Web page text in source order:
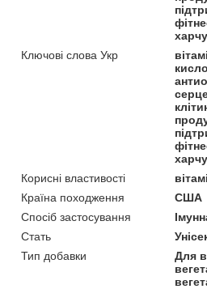
Ключові слова Укр
Корисні властивості
Країна походження
США
Спосіб застосування
Стать
Тип добавки
Для